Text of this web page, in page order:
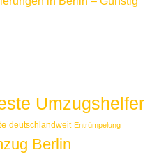
Umzugshelfer
deutschlandweit Entrümpelung
Berlin